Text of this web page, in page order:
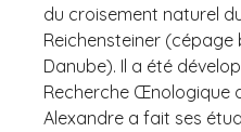
du croisement naturel
Reichensteiner (cépage
Danube). Il a été
Recherche Œnologique
Alexandre a fait ses